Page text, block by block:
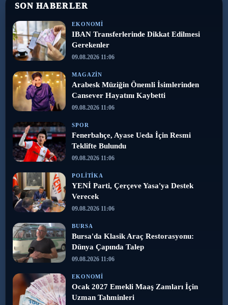
SON HABERLER
EKONOMI
IBAN Transferlerinde Dikkat Edilmesi
Gerekenler
09.08.2026 11:06
MAGAZIN
Arabesk Müziğin Önemli İsimlerinden
Cansever Hayatını Kaybetti
09.08.2026 11:06
SPOR
Fenerbahçe, Ayase Ueda İçin Resmi
Teklifte Bulundu
09.08.2026 11:06
POLITIKA
YENİ Parti, Çerçeve Yasa'ya Destek
Verecek
09.08.2026 11:06
BURSA
Bursa'da Klasik Araç Restorasyonu:
Dünya Çapında Talep
09.08.2026 11:06
EKONOMI
Ocak 2027 Emekli Maaş Zamları İçin
Uzman Tahminleri